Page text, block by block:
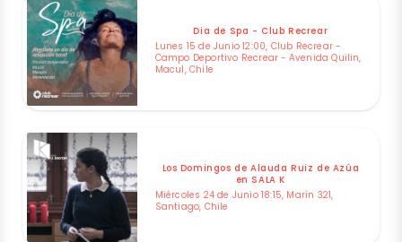
Dia de Spa - Club Recrear
Lunes 15 de Junio 12:00, Club Recrear -
Campo Deportivo Recrear - Avenida Quilin,
Macul, Chile
Los Domingos de Alauda Ruiz de Azúa
en SALA K
Miércoles 24 de Junio 18:15, Marín 321,
Santiago, Chile